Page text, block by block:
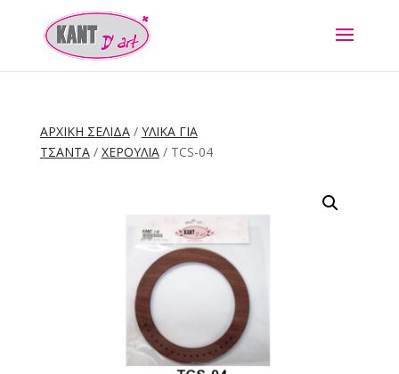
ΑΡΧΙΚΉ ΣΕΛΊΔΑ/ ΥΛΙΚΑ ΓΙΑ
ΤΣΑΝΤΑ/ ΧΕΡΟΥΛΙΑ/ TCS-04